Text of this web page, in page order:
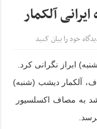
آلکمار
خود را بیان کنید
ابراز نگرانی کرد.
آلکمار دیشب (شنبه)
به مصاف اکسلسیور